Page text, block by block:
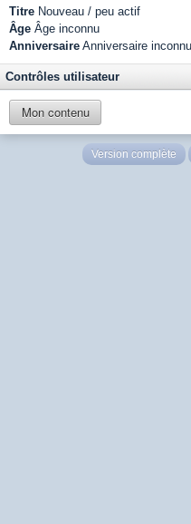
Titre Nouveau / peu actif
Âge Âge inconnu
Anniversaire Anniversaire inconnu
Contrôles utilisateur
Mon contenu
Version complète